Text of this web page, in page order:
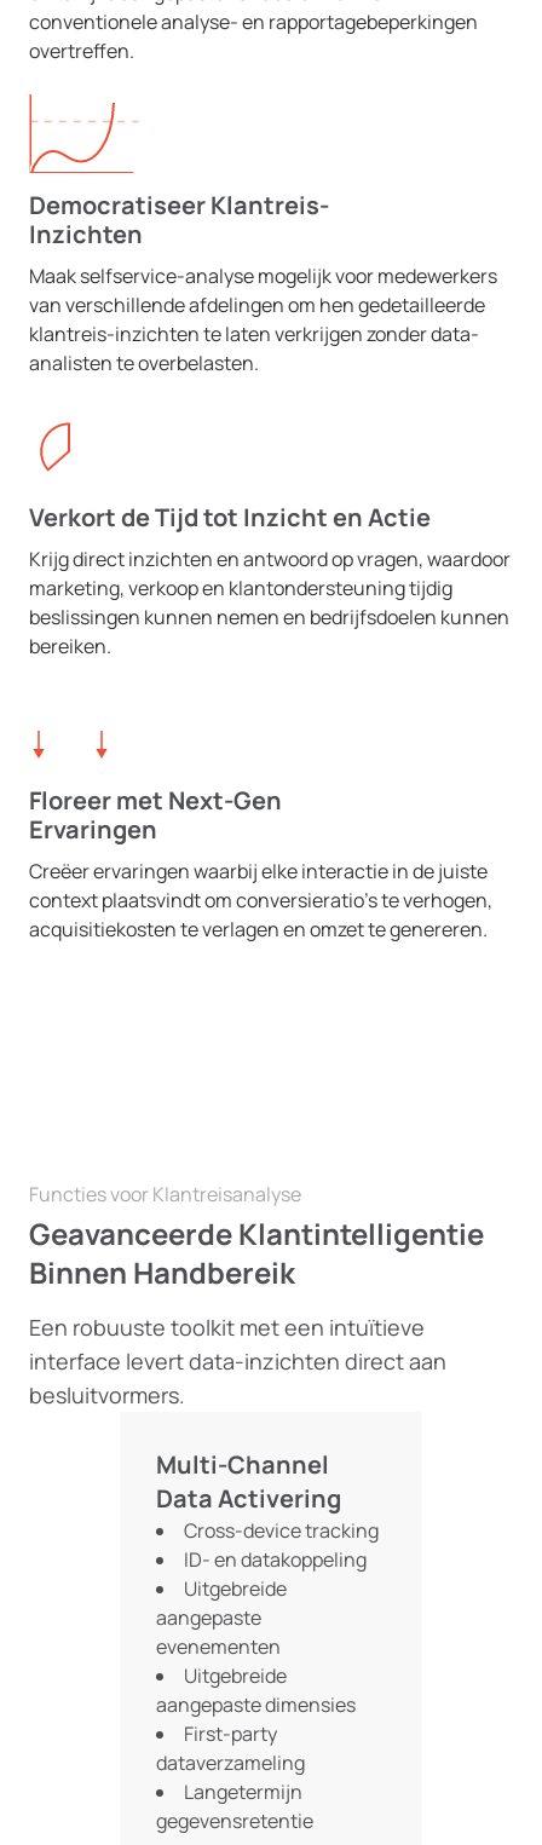
conventionele analyse- en rapportagebeperkingen
overtreffen.
Democratiseer Klantreis-
Inzichten
Maak selfservice-analyse mogelijk voor medewerkers
van verschillende afdelingen om hen gedetailleerde
klantreis-inzichten te laten verkrijgen zonder data-
analisten te overbelasten.
Verkort de Tijd tot Inzicht en Actie
Krijg direct inzichten en antwoord op vragen, waardoor
marketing, verkoop en klantondersteuning tijdig
beslissingen kunnen nemen en bedrijfsdoelen kunnen
bereiken.
Floreer met Next-Gen
Ervaringen
Creëer ervaringen waarbij elke interactie in de juiste
context plaatsvindt om conversieratio’s te verhogen,
acquisitiekosten te verlagen en omzet te genereren.
Functies voor Klantreisanalyse
Geavanceerde Klantintelligentie
Binnen Handbereik
Een robuuste toolkit met een intuïtieve
interface levert data-inzichten direct aan
besluitvormers.
Multi-Channel
Data Activering
Cross-device tracking
ID- en datakoppeling
Uitgebreide
aangepaste
evenementen
Uitgebreide
aangepaste dimensies
First-party
dataverzameling
Langetermijn
gegevensretentie